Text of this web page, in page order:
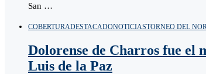
San …
COBERTURADESTACADONOTICIASTORNEO DEL
Dolorense de Charros fue el
Luis de la Paz